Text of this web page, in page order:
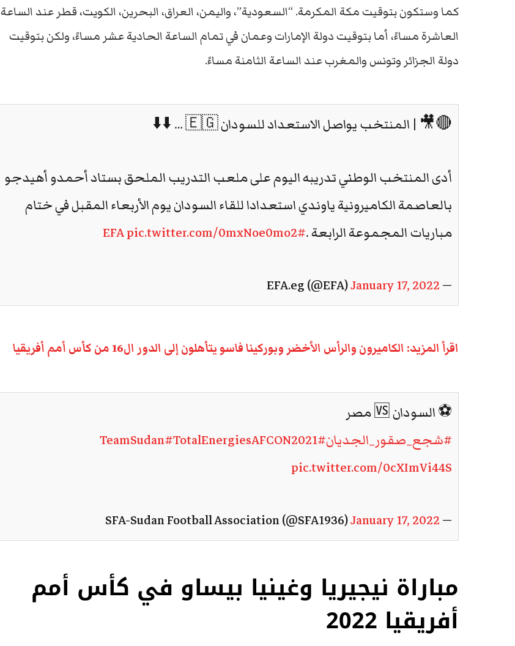
كما وستكون بتوقيت مكة المكرمة. “السعودية”، واليمن، العراق، البحرين، الكويت، قطر عند الساعة
العاشرة مساءً، أما بتوقيت دولة الإمارات وعمان في تمام الساعة الحادية عشر مساءً، ولكن بتوقيت
دولة الجزائر وتونس والمغرب عند الساعة الثامنة مساءً.
🔴🎥 | المنتخب يواصل الاستعداد للسودان 🇪🇬 … ⬇️⬇️
أدى المنتخب الوطني تدريبه اليوم على ملعب التدريب الملحق بستاد أحمدو أهيدجو
بالعاصمة الكاميرونية ياوندي استعدادا للقاء السودان يوم الأربعاء المقبل في ختام
مباريات المجموعة الرابعة .#EFA
pic.twitter.com/0mxNoe0mo2
— EFA.eg (@EFA)
January 17, 2022
اقرأ المزيد: الكاميرون والرأس الأخضر وبوركينا فاسو يتأهلون إلى الدور ال16 من كأس أمم أفريقيا
⚽ السودان 🆚 مصر
#شجع_صقور_الجديان#TeamSudan
#TotalEnergiesAFCON2021
pic.twitter.com/0cXImVi44S
— SFA-Sudan Football Association (@SFA1936)
January 17, 2022
مباراة نيجيريا وغينيا بيساو في كأس أمم
أفريقيا 2022